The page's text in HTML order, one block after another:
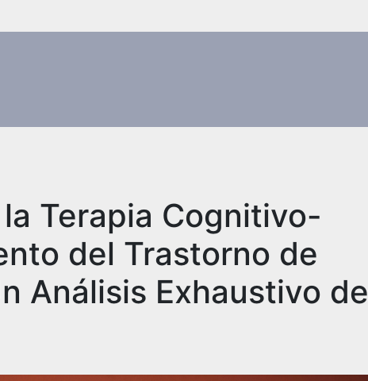
Terapia Cognitivo-
del Trastorno de
Análisis Exhaustivo de